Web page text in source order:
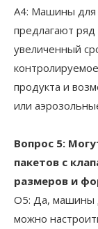
A4: Машины для
предлагают
увеличенный
продукта и
или
Вопрос 5:
пакетов с
размеров и
О5: Да, машины
можно